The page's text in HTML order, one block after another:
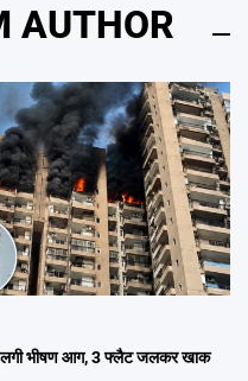
AUTHOR
लगी भीषण आग, 3 फ्लैट जलकर खाक